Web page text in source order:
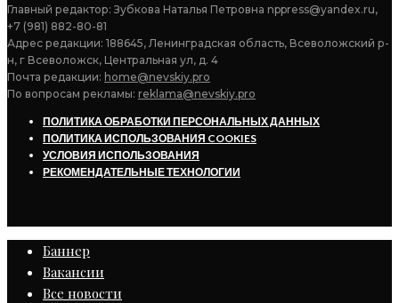
Главный редактор: Зубкова Наталья Петровна nppress@yandex.ru,
+7 (981) 882-80-81
Адрес редакции: 188645, Ленинградская область, Всеволожский р-
н, г Всеволожск, Центральная ул, д. 4
Почта редакции: home@nevskiy.pro
По вопросам рекламы: reklama@nevskiy.pro
ПОЛИТИКА ОБРАБОТКИ ПЕРСОНАЛЬНЫХ ДАННЫХ
ПОЛИТИКА ИСПОЛЬЗОВАНИЯ COOKIES
УСЛОВИЯ ИСПОЛЬЗОВАНИЯ
РЕКОМЕНДАТЕЛЬНЫЕ ТЕХНОЛОГИИ
Баннер
Вакансии
Все новости